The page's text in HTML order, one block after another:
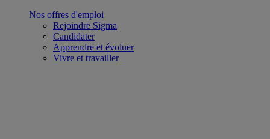
Nos offres d'emploi
Rejoindre Sigma
Candidater
Apprendre et évoluer
Vivre et travailler